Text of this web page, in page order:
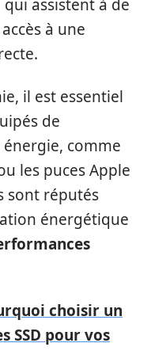
assistent à de
à une
il est essentiel
de
comme
les puces Apple
sont réputés
énergétique
choisir un
SSD pour vos